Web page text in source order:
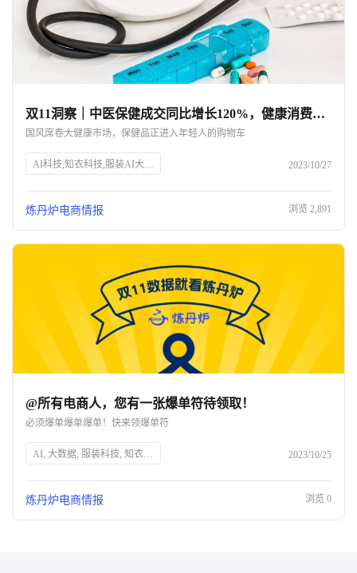
双11洞察｜中医保健成交同比增长120%，健康消费成双11囤货刚需
国风席卷大健康市场，保健品正进入年轻人的购物车
AI科技,知衣科技,服装AI大数据,双11,健康消费,保健食品,家用医疗器械,营养滋补品,天猫健康,传统中医保健,电子艾灸,按摩器材,电动刮痧仪,医疗器械家用化,呼吸机,制氧机,助听器,年轻消费者,健康管理,蓝帽子保健品 2023/10/27
炼丹炉电商情报 浏览 2,891
@所有电商人，您有一张爆单符待领取！
必须爆单爆单爆单！快来领爆单符
AI, 大数据, 服装科技, 知衣科技, 人工智能, 数据分析, 时尚技术, 衣服设计, 智能制造, 技术创新 2023/10/25
炼丹炉电商情报 浏览 0